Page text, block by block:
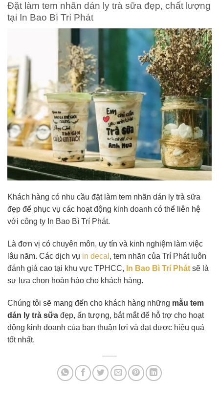
Đặt làm tem nhãn dán ly trà sữa đẹp, chất lượng
tại In Bao Bì Trí Phát
Khách hàng có nhu cầu đặt làm tem nhãn dán ly trà sữa
đẹp để phục vụ các hoạt động kinh doanh có thể liên hệ
với công ty In Bao Bì Trí Phát.
Là đơn vị có chuyên môn, uy tín và kinh nghiệm làm việc
lâu năm. Các dịch vụ in decal , tem nhãn của Trí Phát luôn
đánh giá cao tại khu vực TPHCC, In Bao Bì Trí Phát sẽ là
sự lựa chọn hoàn hảo cho khách hàng.
Chúng tôi sẽ mang đến cho khách hàng những mẫu tem
dán ly trà sữa đẹp, ấn tượng, bắt mắt để hỗ trợ cho hoạt
động kinh doanh của bạn thuận lợi và đạt được hiệu quả
tốt nhất.